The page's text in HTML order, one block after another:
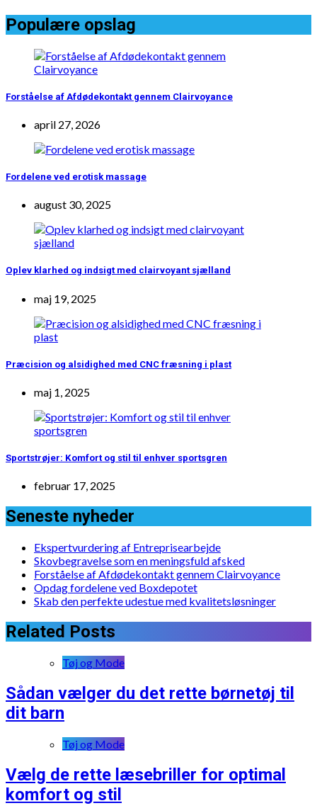
Populære opslag
Forståelse af Afdødekontakt gennem Clairvoyance
april 27, 2026
Fordelene ved erotisk massage
august 30, 2025
Oplev klarhed og indsigt med clairvoyant sjælland
maj 19, 2025
Præcision og alsidighed med CNC fræsning i plast
maj 1, 2025
Sportstrøjer: Komfort og stil til enhver sportsgren
februar 17, 2025
Seneste nyheder
Ekspertvurdering af Entreprisearbejde
Skovbegravelse som en meningsfuld afsked
Forståelse af Afdødekontakt gennem Clairvoyance
Opdag fordelene ved Boxdepotet
Skab den perfekte udestue med kvalitetsløsninger
Related Posts
Tøj og Mode
Sådan vælger du det rette børnetøj til
dit barn
Tøj og Mode
Vælg de rette læsebriller for optimal
komfort og stil